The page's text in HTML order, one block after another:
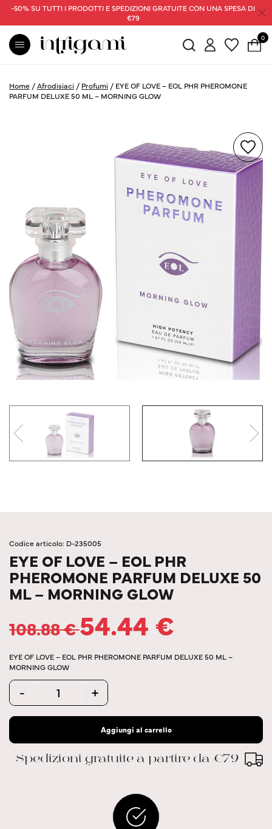
-50% SU TUTTI I PRODOTTI E SPEDIZIONI GRATUITE CON UNA SPESA DI
€79
0
Home /Afrodisiaci / Profumi / EYE OF LOVE – EOL PHR PHEROMONE
PARFUM DELUXE 50 ML – MORNING GLOW
Codice articolo: D-235005
EYE OF LOVE – EOL PHR
PHEROMONE PARFUM DELUXE 50
ML – MORNING GLOW
108.88€54.44€
EYE OF LOVE – EOL PHR PHEROMONE PARFUM DELUXE 50 ML –
MORNING GLOW
Quantity
- +
Aggiungi al carrello
Spedizioni gratuite a partire da €79